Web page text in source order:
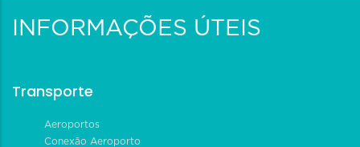
INFORMAÇÕES ÚTEIS
Transporte
Aeroportos
Conexão Aeroporto